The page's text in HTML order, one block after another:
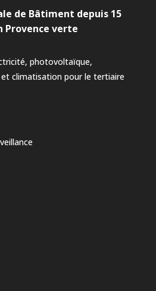
de Bâtiment depuis 15
Provence verte
photovoltaïque,
climatisation pour le tertiaire